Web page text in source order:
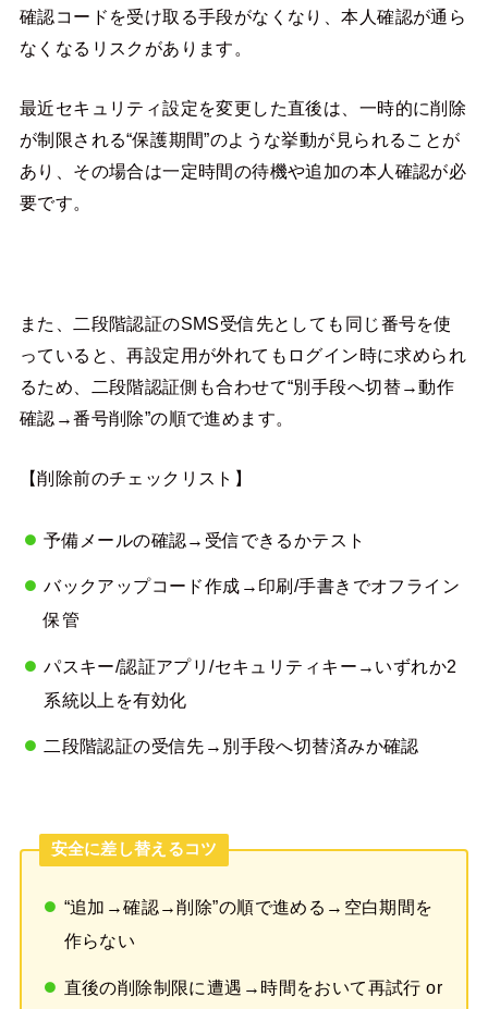
確認コードを受け取る手段がなくなり、本人確認が通ら
なくなるリスクがあります。
最近セキュリティ設定を変更した直後は、一時的に削除
が制限される“保護期間”のような挙動が見られることが
あり、その場合は一定時間の待機や追加の本人確認が必
要です。
また、二段階認証のSMS受信先としても同じ番号を使
っていると、再設定用が外れてもログイン時に求められ
るため、二段階認証側も合わせて“別手段へ切替→動作
確認→番号削除”の順で進めます。
【削除前のチェックリスト】
予備メールの確認→受信できるかテスト
バックアップコード作成→印刷/手書きでオフライン
保管
パスキー/認証アプリ/セキュリティキー→いずれか2
系統以上を有効化
二段階認証の受信先→別手段へ切替済みか確認
安全に差し替えるコツ
“追加→確認→削除”の順で進める→空白期間を
作らない
直後の削除制限に遭遇→時間をおいて再試行 or